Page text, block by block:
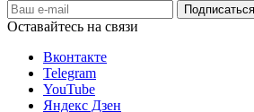
Оставайтесь на связи
Вконтакте
Telegram
YouTube
Яндекс Дзен